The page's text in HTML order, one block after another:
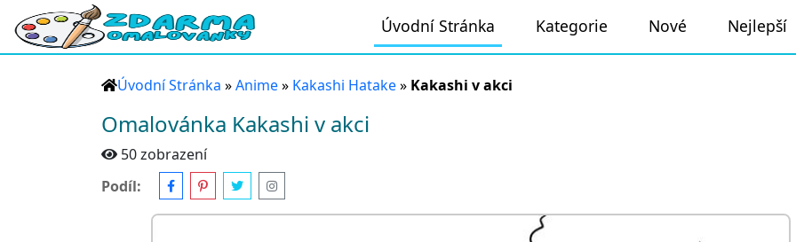
Úvodní Stránka Kategorie Nové Nejlepší
Úvodní Stránka »Anime» Kakashi Hatake» Kakashi v akci
Omalovánka Kakashi v akci
50 zobrazení
Podíl: